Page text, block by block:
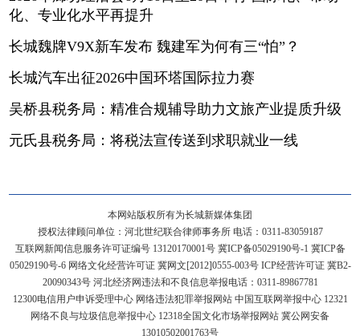
化、专业化水平再提升
长城魏牌V9X新车发布 魏建军为何有三“怕”？
长城汽车出征2026中国环塔国际拉力赛
吴桥县税务局：精准合规辅导助力文旅产业提质升级
元氏县税务局：将税法宣传送到求职就业一线
本网站版权所有为长城新媒体集团
授权法律顾问单位：河北世纪联合律师事务所 电话：0311-83059187
互联网新闻信息服务许可证编号 13120170001号 冀ICP备05029190号-1 冀ICP备
05029190号-6网络文化经营许可证 冀网文[2012]0555-003号 ICP经营许可证 冀B2-
20090343号 河北经济网违法和不良信息举报电话：0311-89867781
12300电信用户申诉受理中心 网络违法犯罪举报网站 中国互联网举报中心 12321
网络不良与垃圾信息举报中心 12318全国文化市场举报网站 冀公网安备
13010502001763号